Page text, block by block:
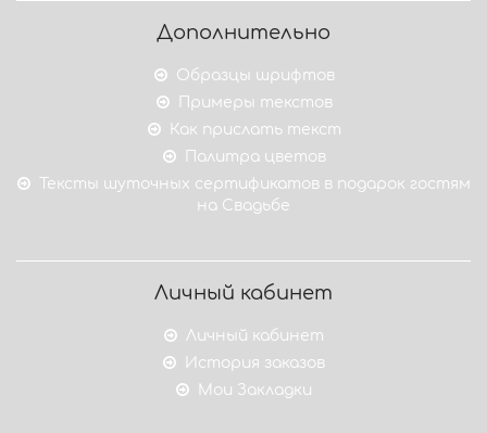
Дополнительно
Образцы шрифтов
Примеры текстов
Как прислать текст
Палитра цветов
Тексты шуточных сертификатов в подарок гостям
на Свадьбе
Личный кабинет
Личный кабинет
История заказов
Мои Закладки